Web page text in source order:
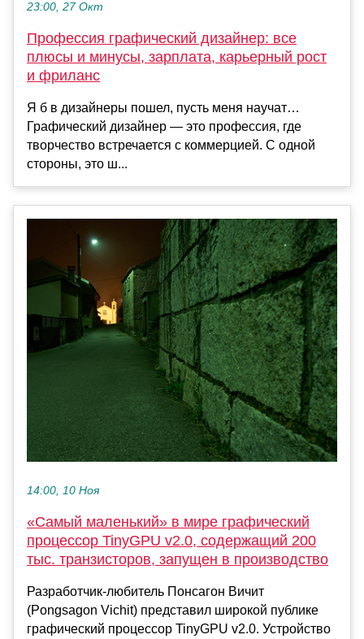
23:00, 27 Окт
Профессия графический дизайнер: все
плюсы и минусы, зарплата, карьерный рост
и фриланс
Я б в дизайнеры пошел, пусть меня научат…
Графический дизайнер — это профессия, где
творчество встречается с коммерцией. С одной
стороны, это ш...
14:00, 10 Ноя
«Самый маленький» в мире графический
процессор TinyGPU v2.0, содержащий 200
тыс. транзисторов, запущен в производство
Разработчик-любитель Понсагон Вичит
(Pongsagon Vichit) представил широкой публике
графический процессор TinyGPU v2.0. Устройство